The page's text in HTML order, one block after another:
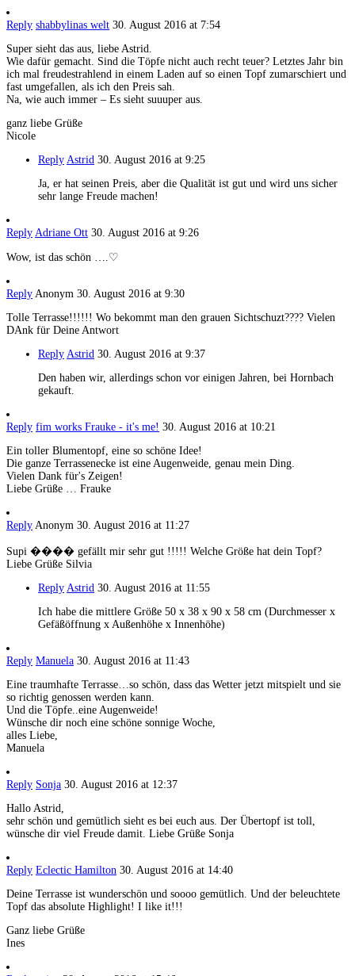
Reply shabbylinas welt 30. August 2016 at 7:54
Super sieht das aus, liebe Astrid.
Wie dafür gemacht. Sind die Töpfe nicht auch recht teuer? Letztes Jahr bin
ich mal freudestrahlend in einem Laden auf so einen Topf zumarschiert und
fast umgefallen, als ich den Preis sah.
Na, wie auch immer – Es sieht suuuper aus.
ganz liebe Grüße
Nicole
Reply Astrid 30. August 2016 at 9:25
Ja, er hat seinen Preis, aber die Qualität ist gut und wird uns sicher
sehr lange Freude machen!
Reply Adriane Ott 30. August 2016 at 9:26
Wow, ist das schön ….♡
Reply Anonym 30. August 2016 at 9:30
Tolle Terrasse!!!!!! Wo bekommt man den grauen Sichtschuzt???? Vielen
DAnk für Deine Antwort
Reply Astrid 30. August 2016 at 9:37
Den haben wir, allerdings schon vor einigen Jahren, bei Hornbach
gekauft.
Reply fim works Frauke - it's me! 30. August 2016 at 10:21
Ein toller Blumentopf, eine so schöne Idee!
Die ganze Terrassenecke ist eine Augenweide, genau mein Ding.
Vielen Dank für's Zeigen!
Liebe Grüße … Frauke
Reply Anonym 30. August 2016 at 11:27
Supi ���� gefällt mir sehr gut !!!!! Welche Größe hat dein Topf?
Liebe Grüße Silvia
Reply Astrid 30. August 2016 at 11:55
Ich habe die mittlere Größe 50 x 38 x 90 x 58 cm (Durchmesser x
Gefäßöffnung x Außenhöhe x Innenhöhe)
Reply Manuela 30. August 2016 at 11:43
Eine traumhafte Terrasse…so schön, dass das Wetter jetzt mitspielt und sie
so richtig genossen werden kann.
Und die Töpfe..eine Augenweide!
Wünsche dir noch eine schöne sonnige Woche,
alles Liebe,
Manuela
Reply Sonja 30. August 2016 at 12:37
Hallo Astrid,
sehr schön und gemütlich sieht es bei euch aus. Der Übertopf ist toll,
wünsche dir viel Freude damit. Liebe Grüße Sonja
Reply Eclectic Hamilton 30. August 2016 at 14:40
Deine Terrasse ist wunderschön und soooo gemütlich. Und der beleuchtete
Topf das absolute Highlight! I like it!!!
Ganz liebe Grüße
Ines